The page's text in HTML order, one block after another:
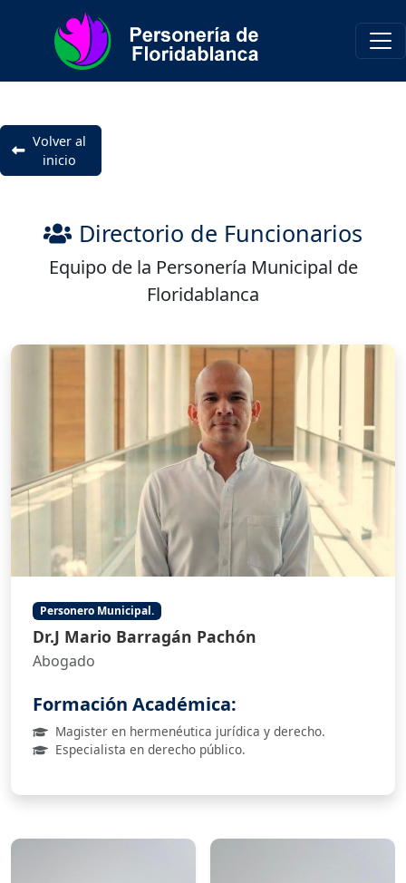
Volver al
inicio
Directorio de Funcionarios
Equipo de la Personería Municipal de
Floridablanca
Personero Municipal.
Dr.J Mario Barragán Pachón
Abogado
Formación Académica:
Magister en hermenéutica jurídica y derecho.
Especialista en derecho público.